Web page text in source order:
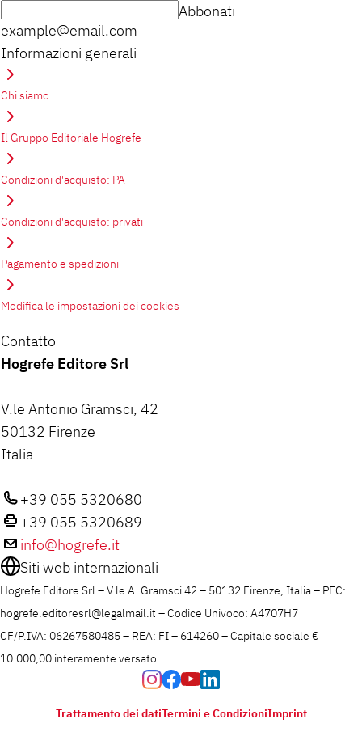
example@email.com
Abbonati
Informazioni generali
Chi siamo
Il Gruppo Editoriale Hogrefe
Condizioni d'acquisto: PA
Condizioni d'acquisto: privati
Pagamento e spedizioni
Modifica le impostazioni dei cookies
Contatto
Hogrefe Editore Srl
V.le Antonio Gramsci, 42
50132 Firenze
Italia
+39 055 5320680
+39 055 5320689
info@hogrefe.it
Siti web internazionali
Hogrefe Editore Srl – V.le A. Gramsci 42 – 50132 Firenze, Italia – PEC:
hogrefe.editoresrl@legalmail.it – Codice Univoco: A4707H7
CF/P.IVA: 06267580485 – REA: FI – 614260 – Capitale sociale €
10.000,00 interamente versato
Trattamento dei datiTermini e CondizioniImprint